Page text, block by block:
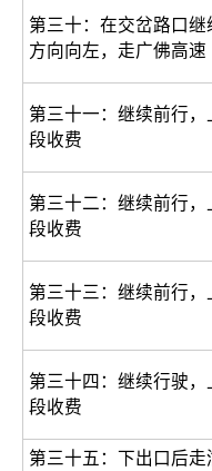
第三十：在交岔路口
方向向左，走广佛高
第三十一：继续前行
段收费
第三十二：继续前行
段收费
第三十三：继续前行
段收费
第三十四：继续行驶
段收费
第三十五：下出口后